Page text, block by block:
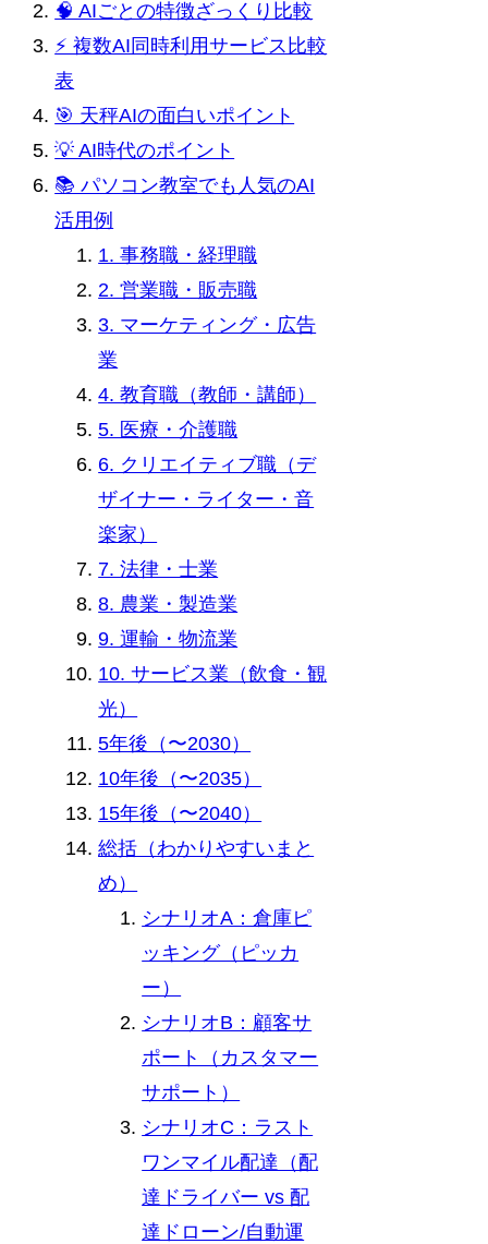
🧠 AIごとの特徴ざっくり比較
⚡ 複数AI同時利用サービス比較
表
🎯 天秤AIの面白いポイント
💡 AI時代のポイント
📚 パソコン教室でも人気のAI
活用例
1. 事務職・経理職
2. 営業職・販売職
3. マーケティング・広告
業
4. 教育職（教師・講師）
5. 医療・介護職
6. クリエイティブ職（デ
ザイナー・ライター・音
楽家）
7. 法律・士業
8. 農業・製造業
9. 運輸・物流業
10. サービス業（飲食・観
光）
5年後（〜2030）
10年後（〜2035）
15年後（〜2040）
総括（わかりやすいまと
め）
シナリオA：倉庫ピ
ッキング（ピッカ
ー）
シナリオB：顧客サ
ポート（カスタマー
サポート）
シナリオC：ラスト
ワンマイル配達（配
達ドライバー vs 配
達ドローン/自動運